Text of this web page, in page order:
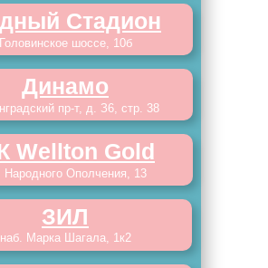
Стадион
Головинское шоссе, 10б
ЗИЛ
наб. Марка Шагала, 1к2
Динамо
пр-т, д. З6, стр. 38
Wellton Gold
Народного Ополчения, 13